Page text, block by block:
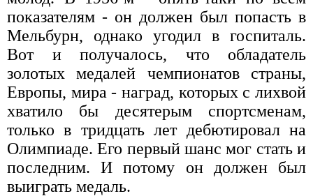
показателям - он должен был попасть в
Мельбурн, однако угодил в госпиталь.
Вот и получалось, что обладатель
золотых медалей чемпионатов страны,
Европы, мира - наград, которых с лихвой
хватило бы десятерым спортсменам,
только в тридцать лет дебютировал на
Олимпиаде. Его первый шанс мог стать и
последним. И потому он должен был
выиграть медаль.